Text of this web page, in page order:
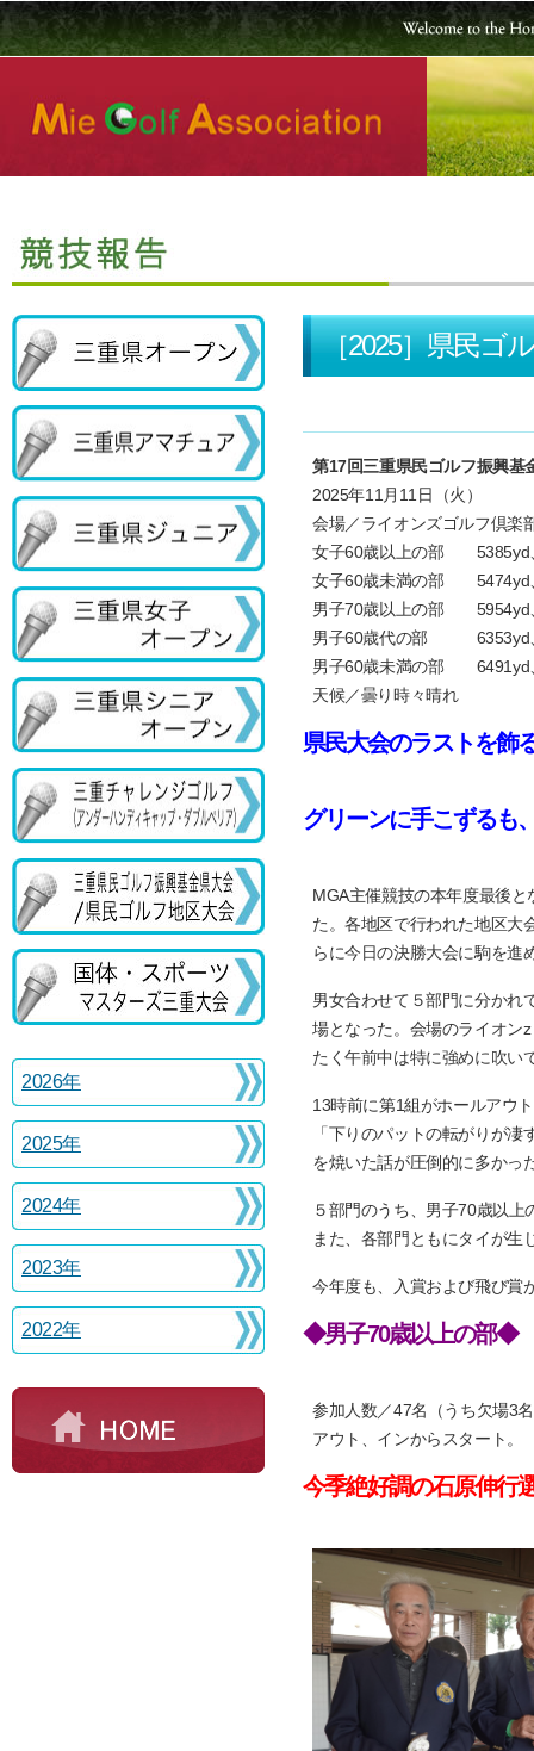
2026年
2025年
2024年
2023年
2022年
［2025］県民ゴ
第17回三重県民ゴルフ振興基
2025年11月11日（火）
会場／ライオンズゴルフ倶楽
女子60歳以上の部 5385yd
女子60歳未満の部 5474yd
男子70歳以上の部 5954yd
男子60歳代の部 6353yd
男子60歳未満の部 6491yd
天候／曇り時々晴れ
県民大会のラストを飾
グリーンに手こずるも
MGA主催競技の本年度最後
た。各地区で行われた地区大
らに今日の決勝大会に駒を進
男女合わせて５部門に分かれ
場となった。会場のライオン
たく午前中は特に強めに吹い
13時前に第1組がホールアウ
「下りのパットの転がりが
を焼いた話が圧倒的に多かっ
５部門のうち、男子70歳以
また、各部門ともにタイが生
今年度も、入賞および飛び賞
◆男子70歳以上の部◆
参加人数／47名（うち欠場3
アウト、インからスタート。
今季絶好調の石原伸行